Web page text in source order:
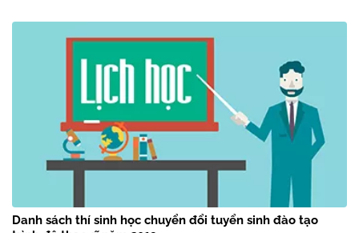
Danh sách thí sinh học chuyển đổi tuyển sinh đào tạo